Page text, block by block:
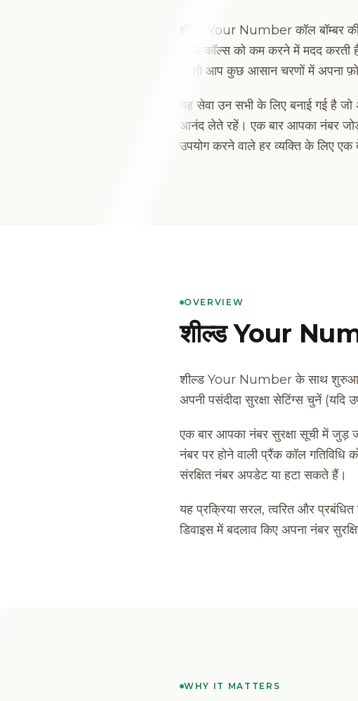
शील्ड Your Number कॉल बॉम्बर
प्रैंक कॉल्स को कम करने में मदद करती
हैं, तो आप कुछ आसान चरणों में अपना
यह सेवा उन सभी के लिए बनाई गई है
आनंद लेते रहें। एक बार आपका नंबर जोड़
उपयोग करने वाले हर व्यक्ति के लिए
OVERVIEW
शील्ड Your
शील्ड Your Number के साथ शुरुआत
अपनी पसंदीदा सुरक्षा सेटिंग्स चुनें
एक बार आपका नंबर सुरक्षा सूची में
नंबर पर होने वाली प्रैंक कॉल
संरक्षित नंबर अपडेट या हटा सकते हैं।
यह प्रक्रिया सरल, त्वरित और
डिवाइस में बदलाव किए अपना नंबर
WHY IT MATTERS